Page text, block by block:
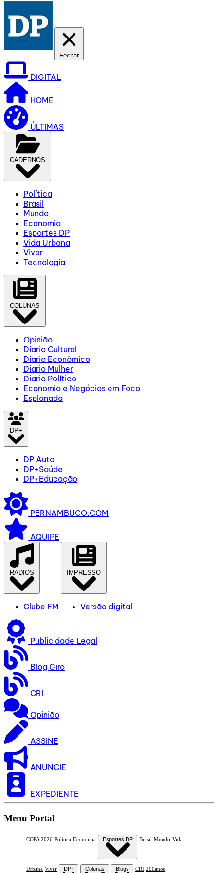
Fechar
DIGITAL
HOME
ÚLTIMAS
CADERNOS
Política
Brasil
Mundo
Economia
Esportes DP
Vida Urbana
Viver
Tecnologia
COLUNAS
Opinião
Diario Cultural
Diario Econômico
Diario Mulher
Diario Político
Economia e Negócios em Foco
Esplanada
DP+
DP Auto
DP+Saúde
DP+Educação
PERNAMBUCO.COM
AQUIPE
RÁDIOS
Clube FM
IMPRESSO
Versão digital
Publicidade Legal
Blog Giro
CRI
Opinião
ASSINE
ANUNCIE
EXPEDIENTE
Menu Portal
COPA 2026 Política Economia Esportes DP Brasil Mundo Vida
Urbana Viver DP+ Colunas Blogs CRI 200anos